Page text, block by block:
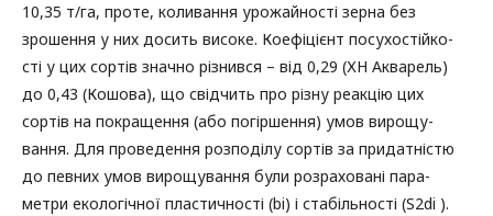
10,35 т/га, проте, коливання урожайності зерна без
зрошення у них досить високе. Коефіцієнт посухостійко-
сті у цих сортів значно різнився – від 0,29 (ХН Акварель)
до 0,43 (Кошова), що свідчить про різну реакцію цих
сортів на покращення (або погіршення) умов вирощу-
вання. Для проведення розподілу сортів за придатністю
до певних умов вирощування були розраховані пара-
метри екологічної пластичності (bi) і стабільності (S2di ).